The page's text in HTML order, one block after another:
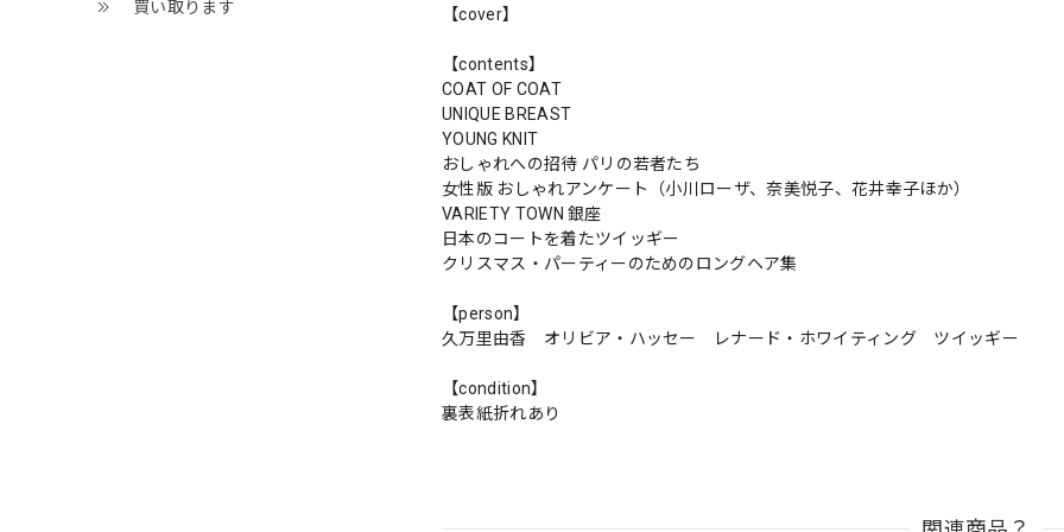
買い取ります 【cover】
【contents】
COAT OF COAT
UNIQUE BREAST
YOUNG KNIT
おしゃれへの招待 パリの若者たち
女性版 おしゃれアンケート（小川ローザ、奈美悦子、花井幸子ほか）
VARIETY TOWN 銀座
日本のコートを着たツイッギー
クリスマス・パーティーのためのロングヘア集
【person】
久万里由香 オリビア・ハッセー レナード・ホワイティング ツイッギー
【condition】
裏表紙折れあり